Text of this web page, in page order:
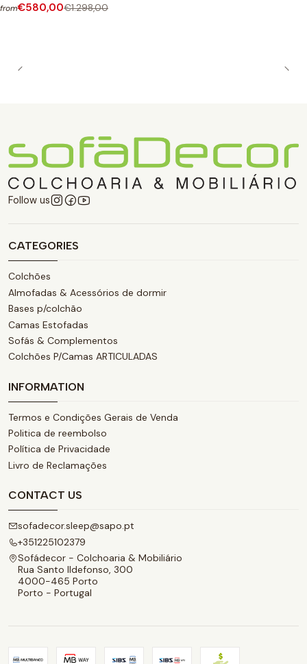
from€580,00€1.298,00
Follow us
CATEGORIES
Colchões
Almofadas & Acessórios de dormir
Bases p/colchão
Camas Estofadas
Sofás & Complementos
Colchões P/Camas ARTICULADAS
INFORMATION
Termos e Condições Gerais de Venda
Politica de reembolso
Política de Privacidade
Livro de Reclamações
CONTACT US
sofadecor.sleep@sapo.pt
+351225102379
Sofádecor - Colchoaria & Mobiliário
Rua Santo Ildefonso, 300
4000-465 Porto
Porto - Portugal